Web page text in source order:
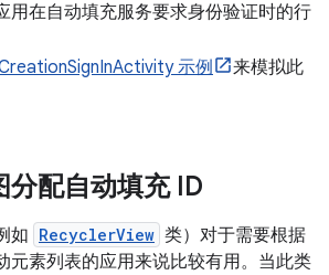
用在自动填充服务要求身份验证时的行
示例
来模拟此
分配自动填充 ID
如 RecyclerView 类）对于需要根据
元素列表的应用来说比较有用。当此类